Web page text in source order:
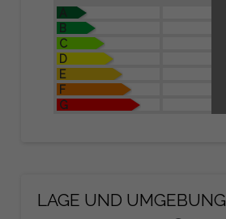
A
B
C
D
E
F
G
LAGE UND UMGEBUNG